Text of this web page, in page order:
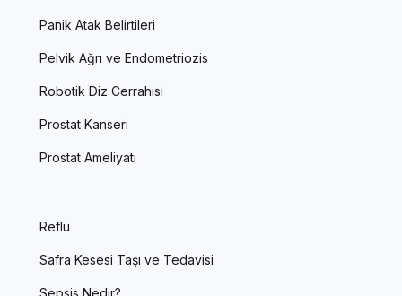
Panik Atak Belirtileri
Pelvik Ağrı ve Endometriozis
Robotik Diz Cerrahisi
Prostat Kanseri
Prostat Ameliyatı
Reflü
Safra Kesesi Taşı ve Tedavisi
Sepsis Nedir?